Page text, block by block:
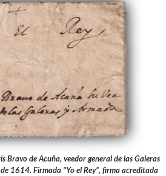
Bravo de Acuña, veedor general de las Galeras
1614. Firmada “Yo el Rey”, firma acreditada